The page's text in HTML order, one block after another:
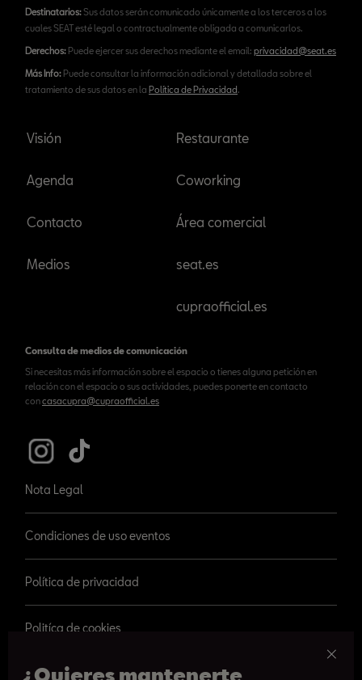
¿Quieres mantenerte
Destinatarios:Sus datos serán comunicado únicamente a los terceros a los
cuales SEAT esté legal o contractualmente obligada a comunicarlos.
Derechos: Puede ejercer sus derechos mediante el email: privacidad@seat.es
Más Info: Puede consultar la información adicional y detallada sobre el
tratamiento de sus datos en la Política de Privacidad.
Visión
Agenda
Contacto
Medios
Restaurante
Coworking
Área comercial
seat.es
cupraofficial.es
Consulta de medios de comunicación
Si necesitas más información sobre el espacio o tienes alguna petición en
relación con el espacio o sus actividades, puedes ponerte en contacto
concasacupra@cupraofficial.es
Nota Legal
Condiciones de uso eventos
Política de privacidad
Politíca de cookies